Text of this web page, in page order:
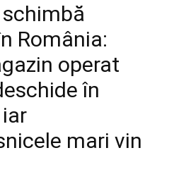
România:
operat
în
mari vin